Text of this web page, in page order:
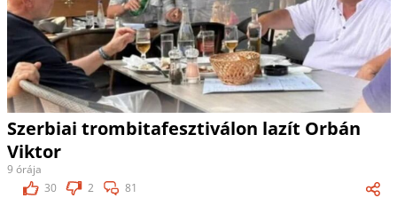
Szerbiai trombitafesztiválon lazít Orbán
Viktor
9 órája
30
2 81